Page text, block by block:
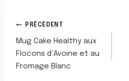
NAVIGATION
DE
PRÉCÉDENT
Mug Cake Healthy aux
Flocons d’Avoine et au
Fromage Blanc